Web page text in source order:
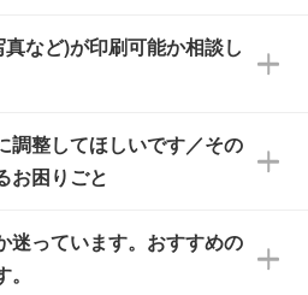
にて無料でデザインデー
。
アップロードしてご入稿
スタッフがデータに不備
お客様と確認してから印
安心ください。
プレートのご用意があり
『印刷方法・テンプレー
はPDF形式ですが、
で開いてご利用いただけ
。
など)が印刷可能か相談し
解像度かどうか、担当ス
たします。
担当スタッフ宛にメール
調整してほしいです／その
お困りごと
際には、担当スタッフが
でお気軽にご相談くださ
迷っています。おすすめの